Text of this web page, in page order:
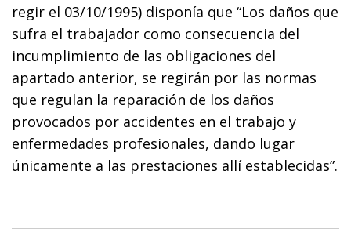
regir el 03/10/1995) disponía que “Los daños que
sufra el trabajador como consecuencia del
incumplimiento de las obligaciones del
apartado anterior, se regirán por las normas
que regulan la reparación de los daños
provocados por accidentes en el trabajo y
enfermedades profesionales, dando lugar
únicamente a las prestaciones allí establecidas”.